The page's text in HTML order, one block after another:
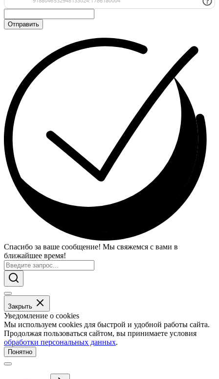
Отправить
Спасибо за ваше сообщение! Мы свяжемся с вами в
ближайшее время!
Закрыть
Уведомление о cookies
Мы используем cookies для быстрой и удобной работы сайта.
Продолжая пользоваться сайтом, вы принимаете условия
обработки персональных данных.
Понятно